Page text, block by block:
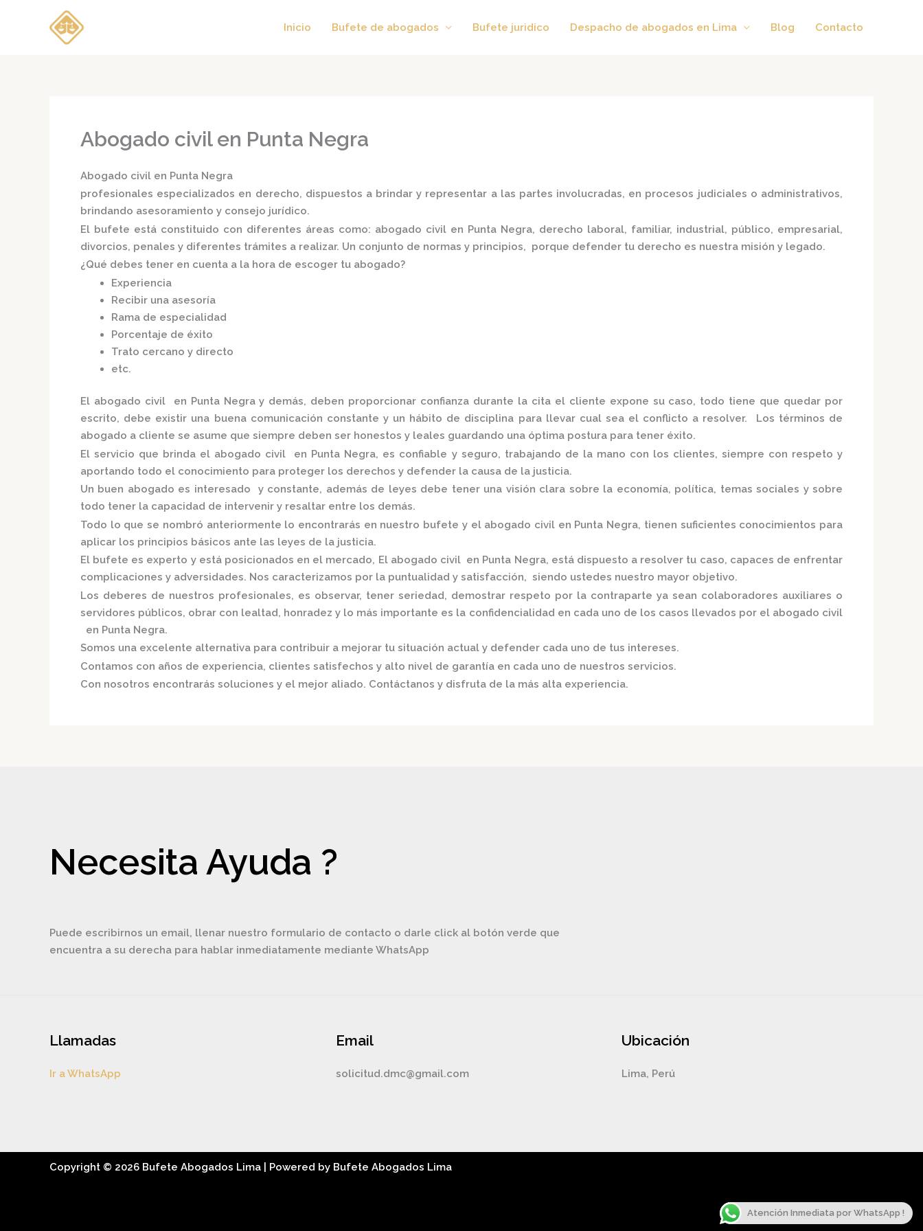
Inicio Bufete de abogados Bufete juridico Despacho de abogados en Lima Blog Contacto
Abogado civil en Punta Negra
Abogado civil en Punta Negra
profesionales especializados en derecho, dispuestos a brindar y representar a las partes involucradas, en procesos judiciales o administrativos,
brindando asesoramiento y consejo jurídico.
El bufete está constituido con diferentes áreas como: abogado civil en Punta Negra, derecho laboral, familiar, industrial, público, empresarial,
divorcios, penales y diferentes trámites a realizar. Un conjunto de normas y principios, porque defender tu derecho es nuestra misión y legado.
¿Qué debes tener en cuenta a la hora de escoger tu abogado?
Experiencia
Recibir una asesoría
Rama de especialidad
Porcentaje de éxito
Trato cercano y directo
etc.
El abogado civil en Punta Negray demás, deben proporcionar confianza durante la cita el cliente expone su caso, todo tiene que quedar por
escrito, debe existir una buena comunicación constante y un hábito de disciplina para llevar cual sea el conflicto a resolver. Los términos de
abogado a cliente se asume que siempre deben ser honestos y leales guardando una óptima postura para tener éxito.
El servicio que brinda el abogado civil en Punta Negra, es confiable y seguro, trabajando de la mano con los clientes, siempre con respeto y
aportando todo el conocimiento para proteger los derechos y defender la causa de la justicia.
Un buen abogado es interesado y constante, además de leyes debe tener una visión clara sobre la economía, política, temas sociales y sobre
todo tener la capacidad de intervenir y resaltar entre los demás.
Todo lo que se nombró anteriormente lo encontrarás en nuestro bufete y el abogado civil en Punta Negra, tienen suficientes conocimientos para
aplicar los principios básicos ante las leyes de la justicia.
El bufete es experto y está posicionados en el mercado, El abogado civil en Punta Negra, está dispuesto a resolver tu caso, capaces de enfrentar
complicaciones y adversidades. Nos caracterizamos por la puntualidad y satisfacción, siendo ustedes nuestro mayor objetivo.
Los deberes de nuestros profesionales, es observar, tener seriedad, demostrar respeto por la contraparte ya sean colaboradores auxiliares o
servidores públicos, obrar con lealtad, honradez y lo más importante es la confidencialidad en cada uno de los casos llevados por el abogado civil
en Punta Negra.
Somos una excelente alternativa para contribuir a mejorar tu situación actual y defender cada uno de tus intereses.
Contamos con años de experiencia, clientes satisfechos y alto nivel de garantía en cada uno de nuestros servicios.
Con nosotros encontrarás soluciones y el mejor aliado. Contáctanos y disfruta de la más alta experiencia.
Necesita Ayuda ?
Puede escribirnos un email, llenar nuestro formulario de contacto o darle click al botón verde que
encuentra a su derecha para hablar inmediatamente mediante WhatsApp
Llamadas
Ir a WhatsApp
Email
solicitud.dmc@gmail.com
Ubicación
Lima, Perú
Copyright © 2026 Bufete Abogados Lima | Powered by Bufete Abogados Lima
Atención Inmediata por WhatsApp !